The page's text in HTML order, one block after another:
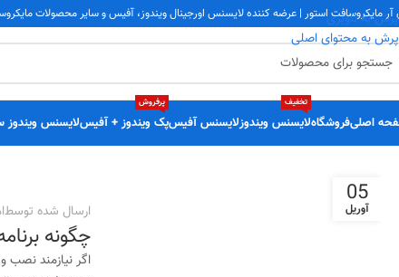
پرش به ناوبری
پرش به محتوای اصلی
آر مایکروسافت استور | عرضه کننده لایسنس اورجینال ویندوز، آفیس و سایر محصولات
اصلیفروشگاهلایسنس ویندوز
تخفیف
لایسنس آفیسپک ویندوز + آفیس
پرفروش
لایسنس ویندوز
05
آوریل ارسال شده توسط
چگونه